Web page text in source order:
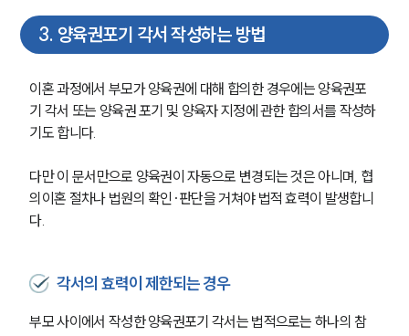
3. 양육권포기 각서 작성하는 방법
이혼 과정에서 부모가 양육권에 대해 합의한 경우에는 양육권포
기 각서 또는 양육권 포기 및 양육자 지정에 관한 합의서를 작성하
기도 합니다.
다만 이 문서만으로 양육권이 자동으로 변경되는 것은 아니며, 협
의이혼 절차나 법원의 확인·판단을 거쳐야 법적 효력이 발생합니
다.
각서의 효력이 제한되는 경우
부모 사이에서 작성한 양육권포기 각서는 법적으로는 하나의 참